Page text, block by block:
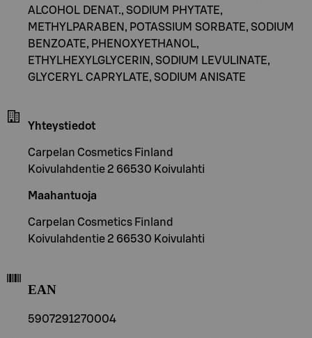
ALCOHOL DENAT., SODIUM PHYTATE,
METHYLPARABEN, POTASSIUM SORBATE, SODIUM
BENZOATE, PHENOXYETHANOL,
ETHYLHEXYLGLYCERIN, SODIUM LEVULINATE,
GLYCERYL CAPRYLATE, SODIUM ANISATE
Yhteystiedot
Carpelan Cosmetics Finland
Koivulahdentie 2 66530 Koivulahti
Maahantuoja
Carpelan Cosmetics Finland
Koivulahdentie 2 66530 Koivulahti
EAN
5907291270004